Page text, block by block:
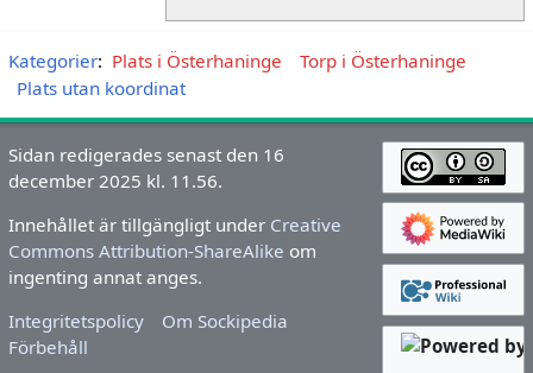
Kategorier: Plats i Österhaninge
Torp i Österhaninge
Plats utan koordinat
Sidan redigerades senast den 16
december 2025 kl. 11.56.
Innehållet är tillgängligt under Creative
Commons Attribution-ShareAlike om
ingenting annat anges.
Integritetspolicy
Om Sockipedia
Förbehåll